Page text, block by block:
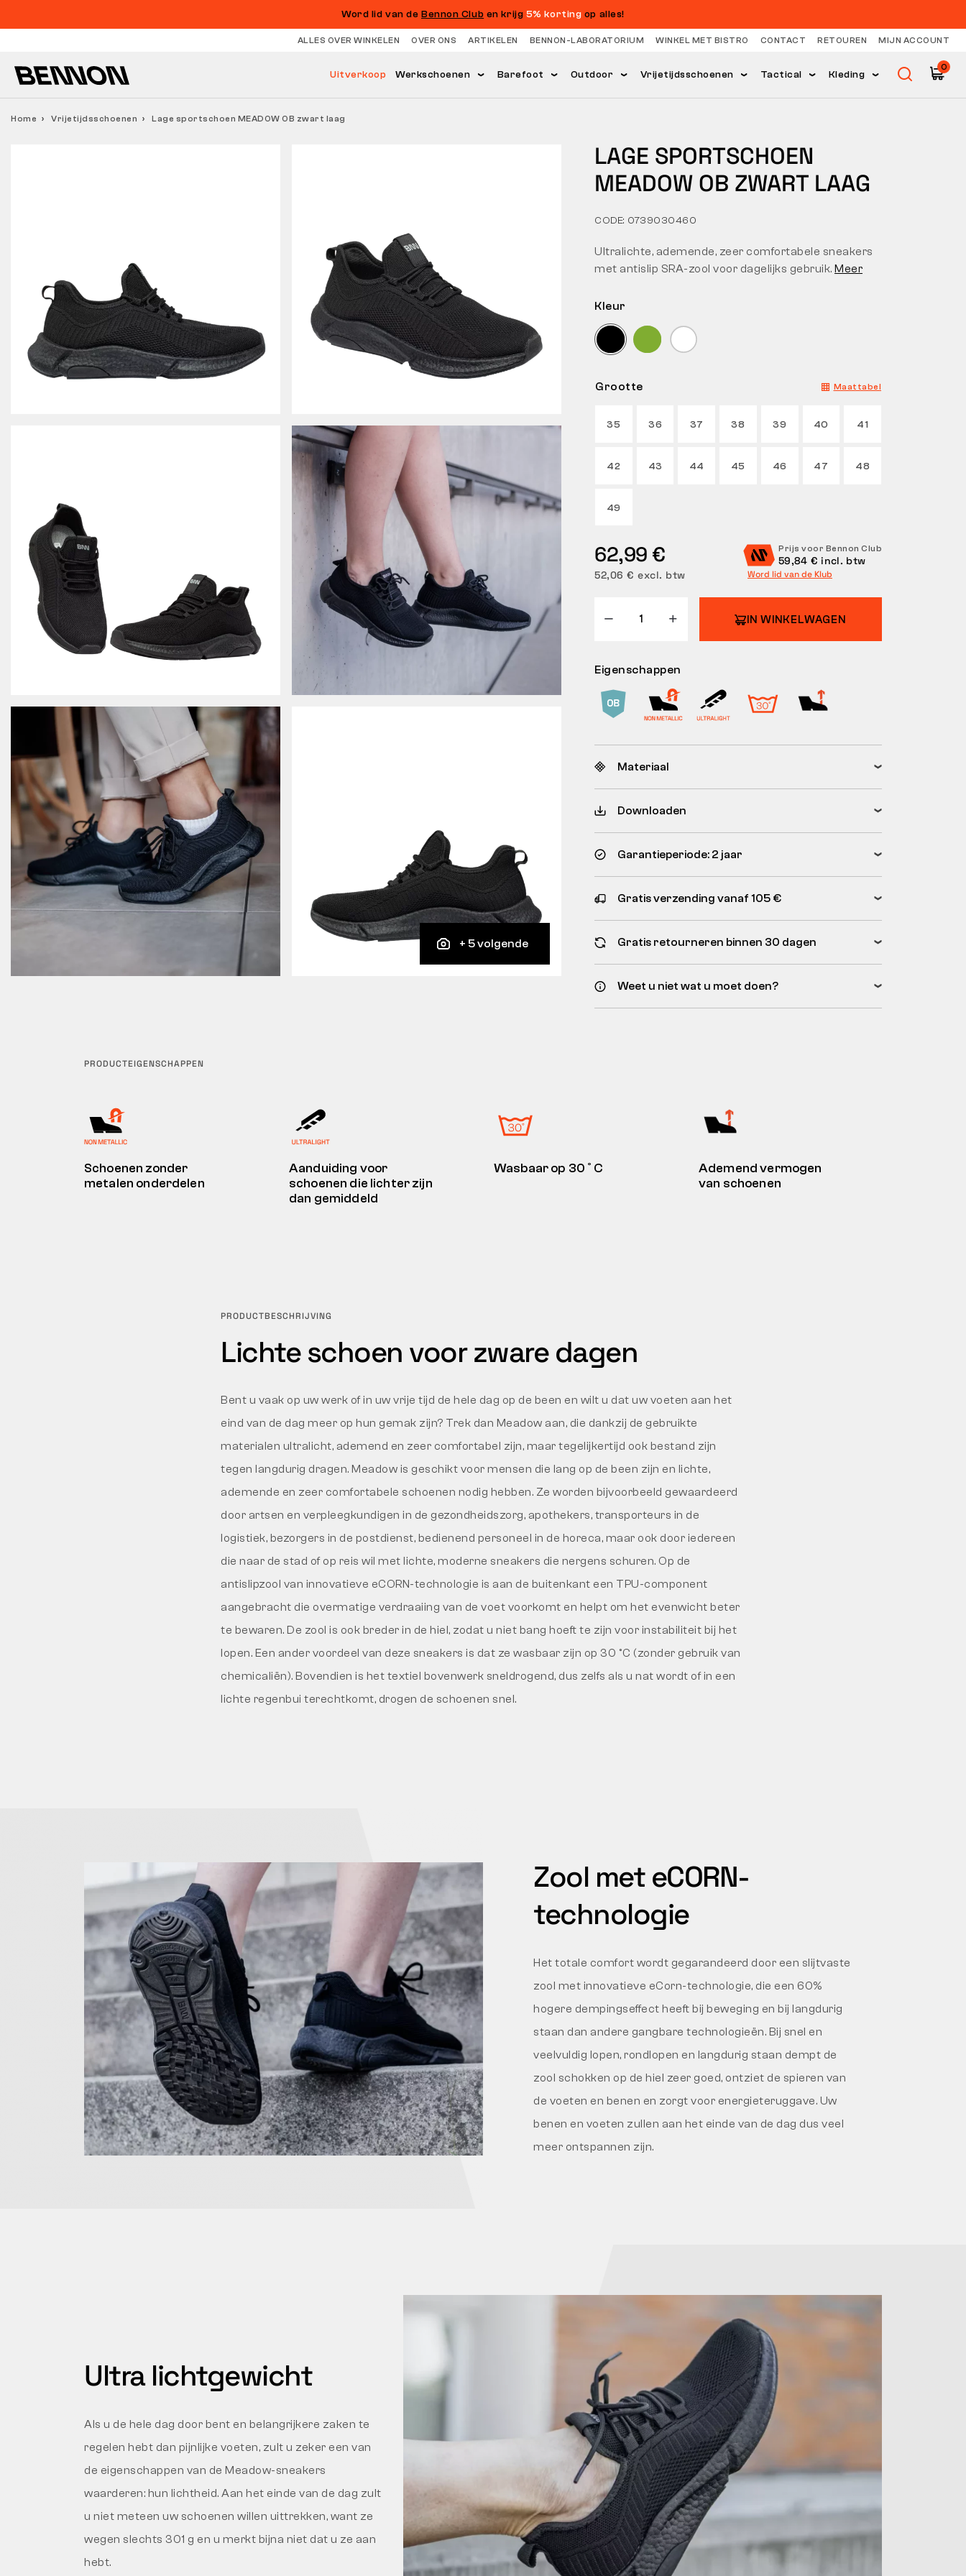
Word lid van de Bennon Club en krijg 5% korting op alles!
ALLES OVER WINKELEN OVER ONS ARTIKELEN BENNON-LABORATORIUM WINKEL MET BISTRO CONTACT RETOUREN MIJN ACCOUNT
Uitverkoop Werkschoenen Barefoot Outdoor Vrijetijdsschoenen Tactical Kleding
0
Home Vrijetijdsschoenen Lage sportschoen MEADOW OB zwart laag
+ 5 volgende
LAGE SPORTSCHOEN
MEADOW OB ZWART LAAG
CODE: 0739030460
Kleur
Grootte Maattabel
35 36 37 38 39 40 41
42 43 44 45 46 47 48
49
62,99 €
52,06 € excl. btw
Prijs voor Bennon Club
59,84 € incl. btw
Word lid van de Klub
IN WINKELWAGEN
Eigenschappen
Ultralichte, ademende, zeer comfortabele sneakers
met antislip SRA-zool voor dagelijks gebruik. Meer
Materiaal
Downloaden
Garantieperiode: 2 jaar
Gratis verzending vanaf 105 €
Gratis retourneren binnen 30 dagen
Weet u niet wat u moet doen?
PRODUCTEIGENSCHAPPEN
Schoenen zonder
metalen onderdelen
Aanduiding voor
schoenen die lichter zijn
dan gemiddeld
Wasbaar op 30˚C
Ademend vermogen
van schoenen
PRODUCTBESCHRIJVING
Lichte schoen voor zware dagen
Bent u vaak op uw werk of in uw vrije tijd de hele dag op de been en wilt u dat uw voeten aan het
eind van de dag meer op hun gemak zijn? Trek dan Meadow aan, die dankzij de gebruikte
materialen ultralicht, ademend en zeer comfortabel zijn, maar tegelijkertijd ook bestand zijn
tegen langdurig dragen. Meadow is geschikt voor mensen die lang op de been zijn en lichte,
ademende en zeer comfortabele schoenen nodig hebben. Ze worden bijvoorbeeld gewaardeerd
door artsen en verpleegkundigen in de gezondheidszorg, apothekers, transporteurs in de
logistiek, bezorgers in de postdienst, bedienend personeel in de horeca, maar ook door iedereen
die naar de stad of op reis wil met lichte, moderne sneakers die nergens schuren. Op de
antislipzool van innovatieve eCORN-technologie is aan de buitenkant een TPU-component
aangebracht die overmatige verdraaiing van de voet voorkomt en helpt om het evenwicht beter
te bewaren. De zool is ook breder in de hiel, zodat u niet bang hoeft te zijn voor instabiliteit bij het
lopen. Een ander voordeel van deze sneakers is dat ze wasbaar zijn op 30 °C (zonder gebruik van
chemicaliën). Bovendien is het textiel bovenwerk sneldrogend, dus zelfs als u nat wordt of in een
lichte regenbui terechtkomt, drogen de schoenen snel.
Zool met eCORN-
technologie
Het totale comfort wordt gegarandeerd door een slijtvaste
zool met innovatieve eCorn-technologie, die een 60%
hogere dempingseffect heeft bij beweging en bij langdurig
staan dan andere gangbare technologieën. Bij snel en
veelvuldig lopen, rondlopen en langdurig staan dempt de
zool schokken op de hiel zeer goed, ontziet de spieren van
de voeten en benen en zorgt voor energieteruggave. Uw
benen en voeten zullen aan het einde van de dag dus veel
meer ontspannen zijn.
Ultra lichtgewicht
Als u de hele dag door bent en belangrijkere zaken te
regelen hebt dan pijnlijke voeten, zult u zeker een van
de eigenschappen van de Meadow-sneakers
waarderen: hun lichtheid. Aan het einde van de dag zult
u niet meteen uw schoenen willen uittrekken, want ze
wegen slechts 301 g en u merkt bijna niet dat u ze aan
hebt.